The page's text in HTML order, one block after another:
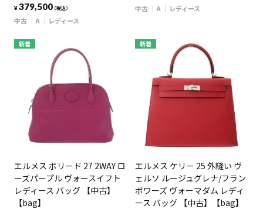
¥379,500（税込）
中古 A レディース
中古 A レディース
新着
エルメス ボリード 27 2WAY ロ
ーズパープル ヴォースイフト
レディース バッグ 【中古】
【bag】
新着
エルメス ケリー 25 外縫い ヴ
ェルソ ルージュグレナ/フラン
ボワーズ ヴォーマダム レディ
ース バッグ 【中古】【bag】